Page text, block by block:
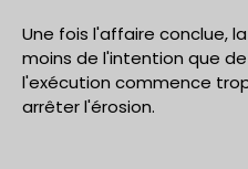
Une fois l'affaire conclue,
moins de l'intention que
l'exécution commence
arrêter l'érosion.